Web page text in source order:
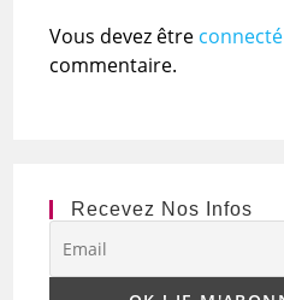
Vous devez être connecté
commentaire.
Recevez Nos Infos